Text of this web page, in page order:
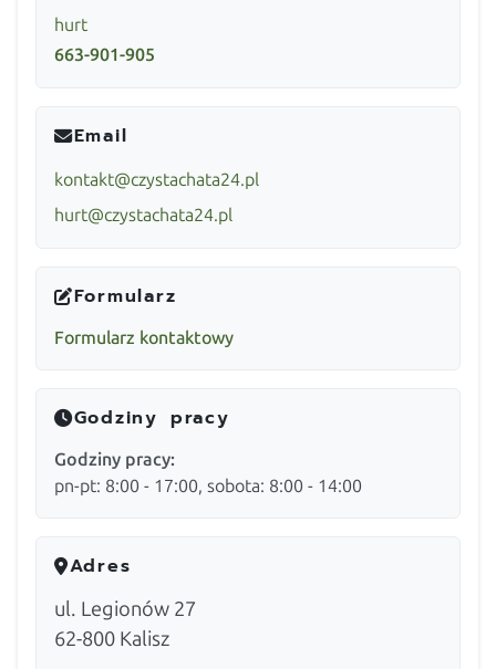
hurt
663-901-905
Email
kontakt@czystachata24.pl
hurt@czystachata24.pl
Formularz
Formularz kontaktowy
Godziny pracy
Godziny pracy:
pn-pt: 8:00 - 17:00, sobota: 8:00 - 14:00
Adres
ul. Legionów 27
62-800 Kalisz